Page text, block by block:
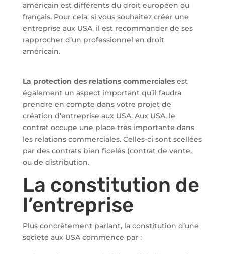
américain est différents du droit européen ou
français. Pour cela, si vous souhaitez créer une
entreprise aux USA, il est recommander de ses
rapprocher d’un professionnel en droit
américain.
La protection des relations commerciales est
également un aspect important qu’il faudra
prendre en compte dans votre projet de
création d’entreprise aux USA. Aux USA, le
contrat occupe une place très importante dans
les relations commerciales. Celles-ci sont scellées
par des contrats bien ficelés (contrat de vente,
ou de distribution.
La constitution de
l’entreprise
Plus concrètement parlant, la constitution d’une
société aux USA commence par :